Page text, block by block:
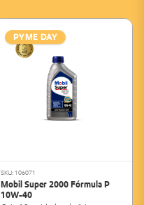
PYME DAY
SKU: 106071
Mobil Super 2000 Fórmula P
10W-40